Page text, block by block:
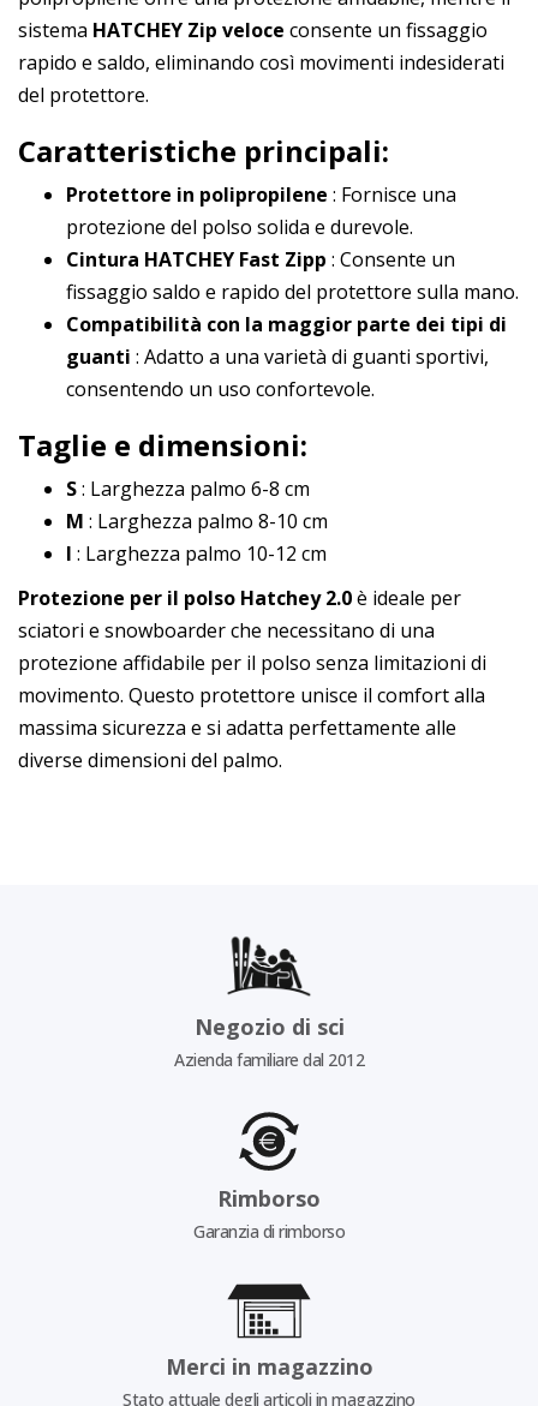
sistema HATCHEY Zip veloce consente un fissaggio
rapido e saldo, eliminando così movimenti indesiderati
del protettore.
Caratteristiche principali:
Protettore in polipropilene : Fornisce una
protezione del polso solida e durevole.
Cintura HATCHEY Fast Zipp : Consente un
fissaggio saldo e rapido del protettore sulla mano.
Compatibilità con la maggior parte dei tipi di
guanti : Adatto a una varietà di guanti sportivi,
consentendo un uso confortevole.
Taglie e dimensioni:
S: Larghezza palmo 6-8 cm
M : Larghezza palmo 8-10 cm
l : Larghezza palmo 10-12 cm
Protezione per il polso Hatchey 2.0è ideale per
sciatori e snowboarder che necessitano di una
protezione affidabile per il polso senza limitazioni di
movimento. Questo protettore unisce il comfort alla
massima sicurezza e si adatta perfettamente alle
diverse dimensioni del palmo.
Negozio di sci
Azienda familiare dal 2012
Rimborso
Garanzia di rimborso
Merci in magazzino
Stato attuale degli articoli in magazzino